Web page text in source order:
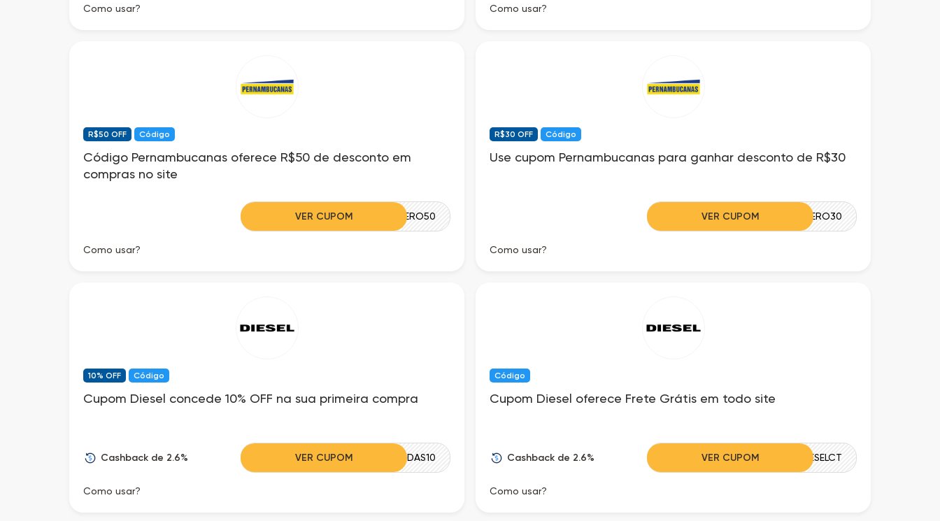
Como usar? Como usar?
R$50 OFF Código
Código Pernambucanas oferece R$50 de desconto em
compras no site
VER CUPOM QUERO50
Como usar?
R$30 OFF Código
Use cupom Pernambucanas para ganhar desconto de R$30
VER CUPOM QUERO30
Como usar?
10% OFF Código
Cupom Diesel concede 10% OFF na sua primeira compra
Cashback de 2.6% VER CUPOM BOASVINDAS10
Como usar?
Código
Cupom Diesel oferece Frete Grátis em todo site
Cashback de 2.6% VER CUPOM FRETEDIESELCT
Como usar?